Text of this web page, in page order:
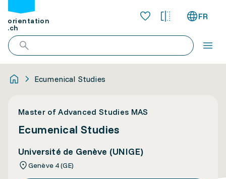
orientation
.ch
FR
Ecumenical Studies
Master of Advanced Studies MAS
Ecumenical Studies
Université de Genève (UNIGE)
Genève 4 (GE)